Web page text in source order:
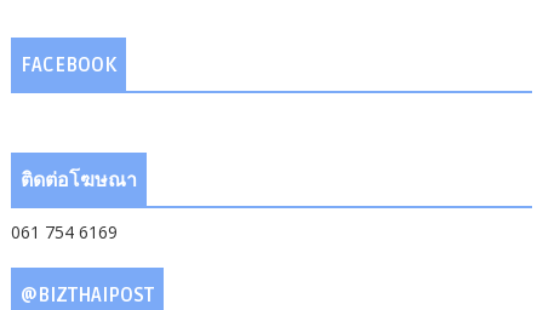
FACEBOOK
ติดต่อโฆษณา
061 754 6169
@BIZTHAIPOST